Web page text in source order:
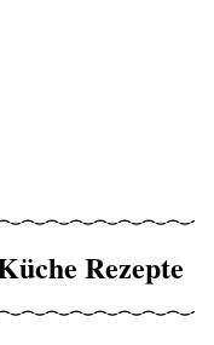
Rezepte